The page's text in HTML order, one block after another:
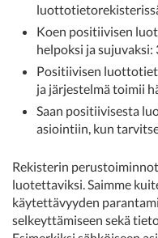
Koen positiivisen
helpoksi ja sujuvaksi:
Positiivisen
ja järjestelmä toimii
Saan positiivisesta
asiointiin, kun
Rekisterin
luotettaviksi. Saimme
käytettävyyden
selkeyttämiseen sekä